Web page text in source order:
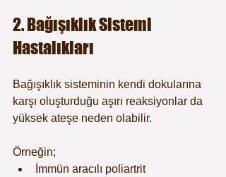
2. Bağışıklık Sistemi
Hastalıkları
Bağışıklık sisteminin kendi dokularına
karşı oluşturduğu aşırı reaksiyonlar da
yüksek ateşe neden olabilir.
Örneğin;
İmmün aracılı poliartrit